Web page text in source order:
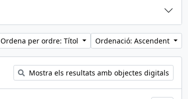
Ordena per ordre: Títol Ordenació: Ascendent
Mostra els resultats amb objectes digitals